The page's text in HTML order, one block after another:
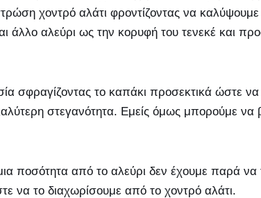
χοντρό αλάτι φροντίζοντας να
άλλο αλεύρι ως την κορυφή του τενεκέ και
σφραγίζοντας το καπάκι προσεκτικά ώστε να
στεγανότητα. Εμείς όμως μπορούμε να
ποσότητα από το αλεύρι δεν έχουμε παρά να
να το διαχωρίσουμε από το χοντρό αλάτι.